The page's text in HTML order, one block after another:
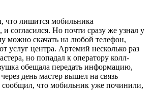
что лишится мобильника
согласился. Но почти сразу же узнал у
можно скачать на любой телефон,
услуг центра. Артемий несколько раз
но попадал к оператору колл-
обещала передать информацию,
день мастер вышел на связь
что мобильник уже починили,